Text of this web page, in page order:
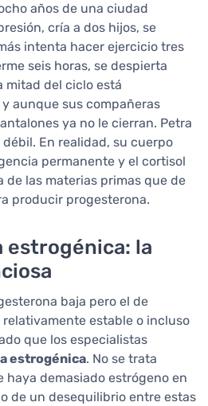
años de una ciudad
cría a dos hijos, se
intenta hacer ejercicio tres
seis horas, se despierta
mitad del ciclo está
aunque sus compañeras
ya no le cierran. Petra
En realidad, su cuerpo
permanente y el cortisol
de las materias primas que de
producir progesterona.
estrogénica: la
baja pero el de
estable o incluso
que los especialistas
estrogénica. No se trata
haya demasiado estrógeno en
de un desequilibrio entre estas